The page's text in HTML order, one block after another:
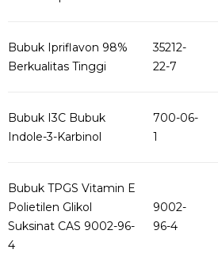
Bubuk Ipriflavon 98%
Berkualitas Tinggi
35212-
22-7
Bubuk I3C Bubuk
Indole-3-Karbinol
700-06-
1
Bubuk TPGS Vitamin E
Polietilen Glikol
Suksinat CAS 9002-96-
4
9002-
96-4